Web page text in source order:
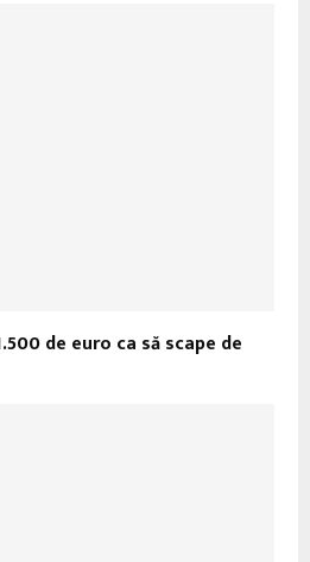
de euro ca să scape de